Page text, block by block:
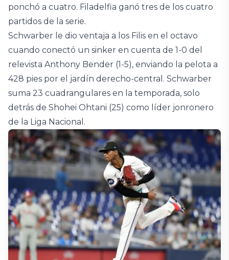
ponchó a cuatro. Filadelfia ganó tres de los cuatro
partidos de la serie.
Schwarber le dio ventaja a los Filis en el octavo
cuando conectó un sinker en cuenta de 1-0 del
relevista Anthony Bender (1-5), enviando la pelota a
428 pies por el jardín derecho-central. Schwarber
suma 23 cuadrangulares en la temporada, solo
detrás de Shohei Ohtani (25) como líder jonronero
de la Liga Nacional.